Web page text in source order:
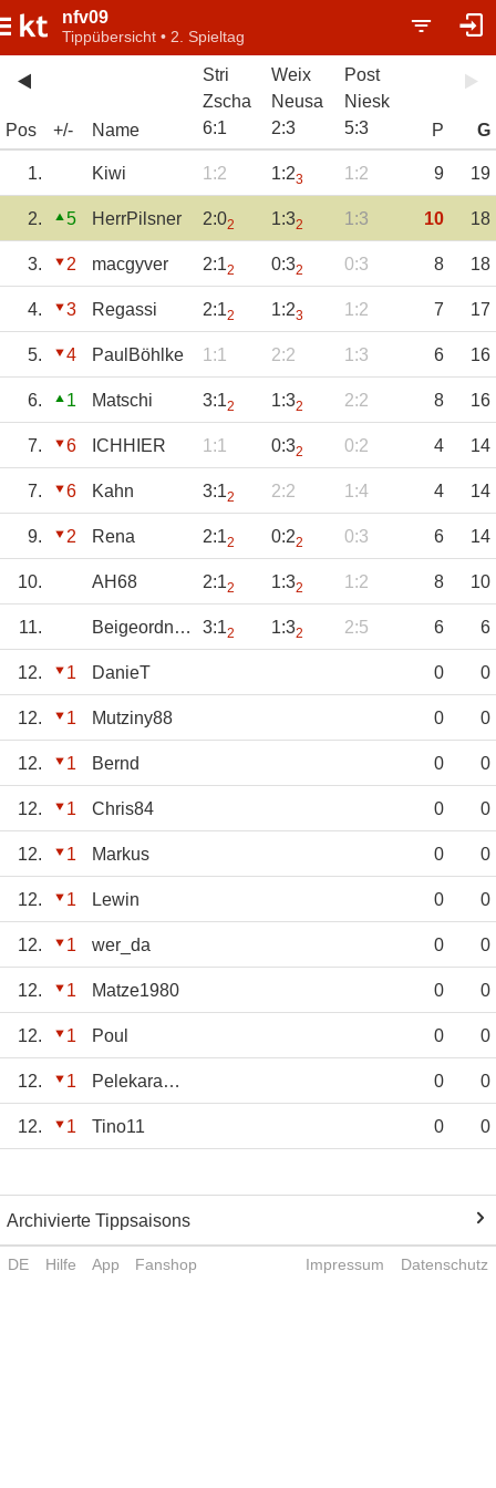
nfv09
Tippübersicht • 2. Spieltag
Pos +/- Name
Stri
Zscha
6:1
Weix
Neusa
2:3
Post
Niesk
5:3 P G
1. Kiwi 1:2 1:23 1:2 9 19
2. 5 HerrPilsner 2:02 1:32 1:3 10 18
3. 2 macgyver 2:12 0:32 0:3 8 18
4. 3 Regassi 2:12 1:23 1:2 7 17
5. 4 PaulBöhlke 1:1 2:2 1:3 6 16
6. 1 Matschi 3:12 1:32 2:2 8 16
7. 6 ICHHIER 1:1 0:32 0:2 4 14
7. 6 Kahn 3:12 2:2 1:4 4 14
9. 2 Rena 2:12 0:22 0:3 6 14
10. AH68 2:12 1:32 1:2 8 10
11. Beigeordneter55 3:12 1:32 2:5 6 6
12. 1 DanieT 0 0
12. 1 Mutziny88 0 0
12. 1 Bernd 0 0
12. 1 Chris84 0 0
12. 1 Markus 0 0
12. 1 Lewin 0 0
12. 1 wer_da 0 0
12. 1 Matze1980 0 0
12. 1 Poul 0 0
12. 1 Pelekaramokeita 0 0
12. 1 Tino11 0 0
Archivierte Tippsaisons
DE Hilfe App Fanshop Impressum Datenschutz